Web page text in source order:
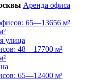
Аренда офиса
65—13656 м²
улица
48—17700 м²
65—12400 м²